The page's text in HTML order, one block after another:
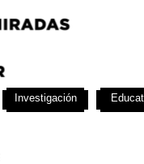
Investigación